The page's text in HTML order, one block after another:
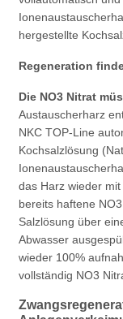
hergestellte
Regeneration
Die NO3 Nitrat
Austauscherharz
NKC TOP-Line
Kochsalzlösung
das Harz wieder
bereits haftene
Salzlösung über
Abwasser
wieder 100%
vollständig NO3